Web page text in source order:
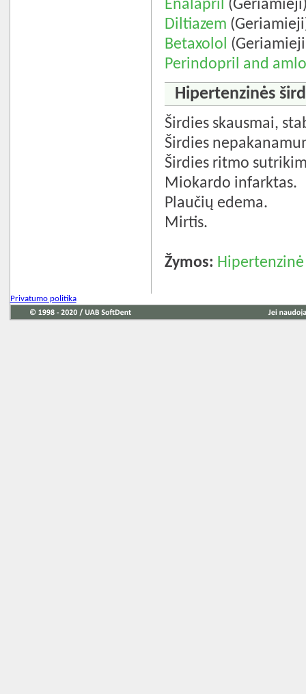
Enalapril
Diltiazem
Betaxolol
Perindopril and
Hipertenzinės
Širdies skausmai,
Širdies
Širdies ritmo
Miokardo infarktas.
Plaučių edema.
Mirtis.
Žymos:
Privatumo politika